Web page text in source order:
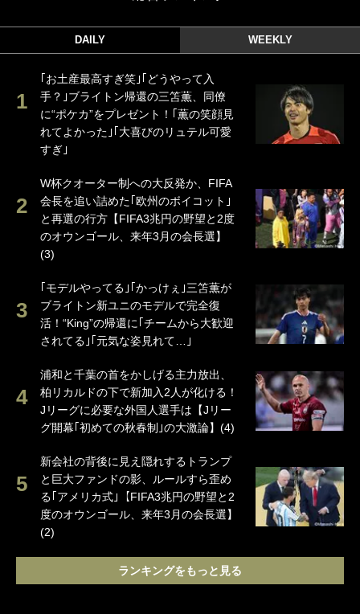
DAILY WEEKLY
｢お土産最高すぎ笑｣｢どうやって入
手？｣ブライトン帰還の三笘薫、同僚
に“ポケカ”をプレゼント！｢薫の笑顔見
れてよかった｣｢大喜びのリュテル可愛
すぎ｣
W杯クオーター制への大反発か、FIFA
会長を追い詰めた｢欧州のボイコット｣
と再選の行方【FIFA3兆円の野望と2度
のオウンゴール、来年3月の会長選】
(3)
｢モデルやってる｣｢かっけぇ｣三笘薫が
ブライトン新ユニのモデルで完全復
活！“King”の帰還に｢チームから大歓迎
されてる｣｢元気な姿見れて…｣
浦和と千葉の首をかしげる主力放出、
柏リカルドの下で新加入2人が化ける！
Jリーグに必要な外国人選手は【Jリー
グ開幕｢初めての秋春制｣の大激論】(4)
新会社の背後に見え隠れするトランプ
と巨大ファンドの影、ルールすら歪め
る｢アメリカ式｣【FIFA3兆円の野望と2
度のオウンゴール、来年3月の会長選】
(2)
ランキングをもっと見る